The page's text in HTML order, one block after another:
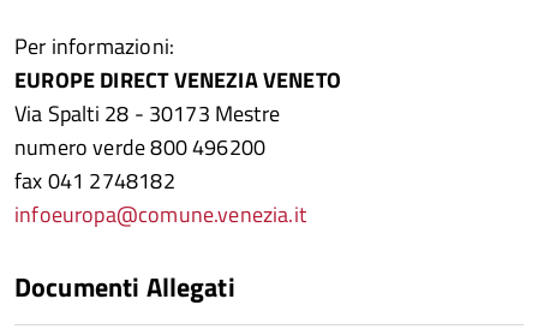
Per informazioni:
EUROPE DIRECT VENEZIA VENETO
Via Spalti 28 - 30173 Mestre
numero verde 800 496200
fax 041 2748182
infoeuropa@comune.venezia.it
Documenti Allegati